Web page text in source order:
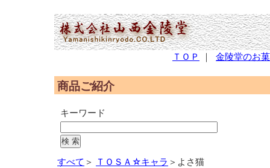
ＴＯＰ ｜ 金陵堂のお
商品ご紹介
キーワード
すべて ＞ ＴＯＳＡ☆キャラ ＞よさ猫